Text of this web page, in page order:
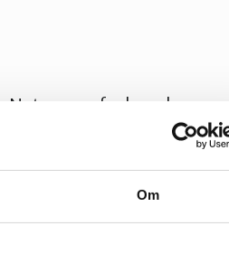
Om
Naturvernforbund.
Vi stiller opp der natur